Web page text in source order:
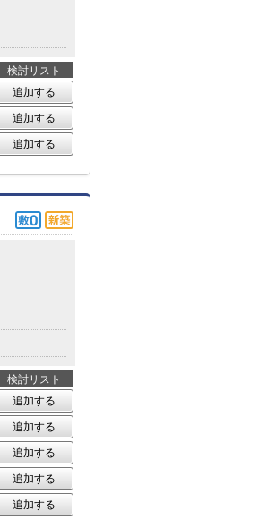
検討リスト
追加する
追加する
追加する
検討リスト
追加する
追加する
追加する
追加する
追加する